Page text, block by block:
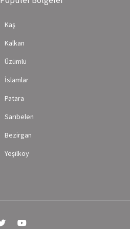
Kaş
Kalkan
Üzümlü
İslamlar
Patara
Sarıbelen
Bezirgan
Yeşilköy